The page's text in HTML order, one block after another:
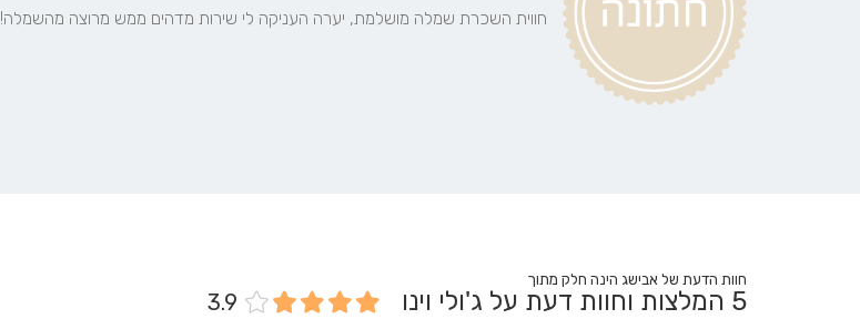
חווית השכרת שמלה מושלמת, יערה העניקה לי שירות מדהים ממש מרוצה מהשמלה!
חוות הדעת של אבישג הינה חלק מתוך
5 המלצות וחוות דעת על ג'ולי וינו 3.9